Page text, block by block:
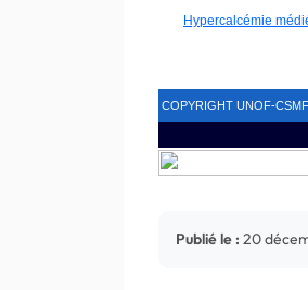
Hypercalcémie
COPYRIGHT UNOF-
Publié le : 20